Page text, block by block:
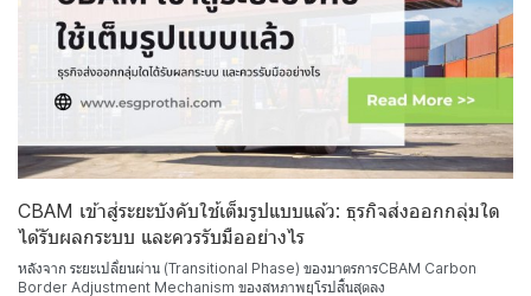
CBAM เข้าสู่ระยะบังคับใช้เต็มรูปแบบแล้ว: ธุรกิจส่งออกกลุ่มใด
ได้รับผลกระบบ และควรรับมืออย่างไร
หลังจาก ระยะเปลี่ยนผ่าน (Transitional Phase) ของมาตรการCBAM Carbon
Border Adjustment Mechanism ของสหภาพยุโรปสิ้นสุดลง